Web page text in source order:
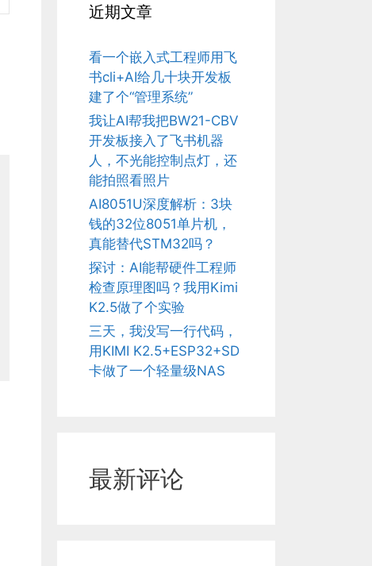
近期文章
看一个嵌入式工程师用飞
书cli+AI给几十块开发板
建了个“管理系统”
我让AI帮我把BW21-CBV
开发板接入了飞书机器
人，不光能控制点灯，还
能拍照看照片
AI8051U深度解析：3块
钱的32位8051单片机，
真能替代STM32吗？
探讨：AI能帮硬件工程师
检查原理图吗？我用Kimi
K2.5做了个实验
三天，我没写一行代码，
用KIMI K2.5+ESP32+SD
卡做了一个轻量级NAS
最新评论